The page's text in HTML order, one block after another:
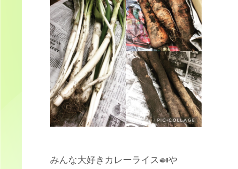
みんな大好きカレーライス🍛や